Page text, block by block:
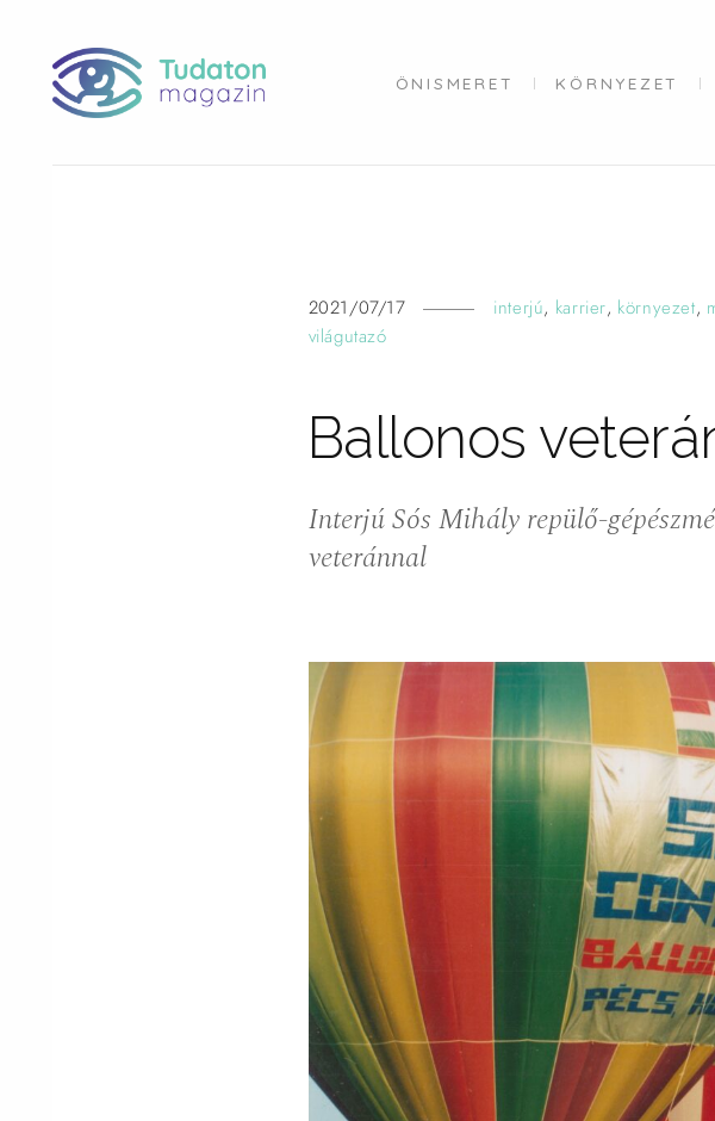
ÖNISMERET KÖRNYEZET
2021/07/17 interjú, karrier, környezet,
világutazó
Ballonos
Interjú Sós Mihály repülő-
veteránnal